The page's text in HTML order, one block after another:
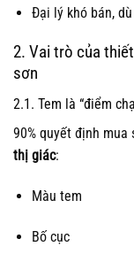
Đại lý khó bán,
2. Vai trò của
sơn
2.1. Tem là “điểm
90% quyết định mua
thị giác:
Màu tem
Bố cục